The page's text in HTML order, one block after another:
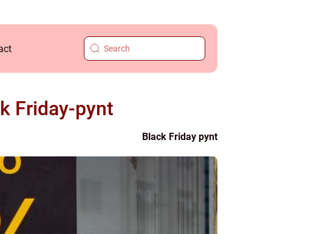
Friday-pynt
Black Friday pynt